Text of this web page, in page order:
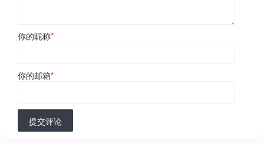
你的昵称*
你的邮箱*
提交评论